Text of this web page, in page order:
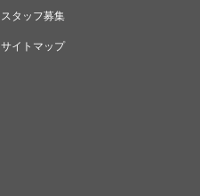
スタッフ募集
サイトマップ